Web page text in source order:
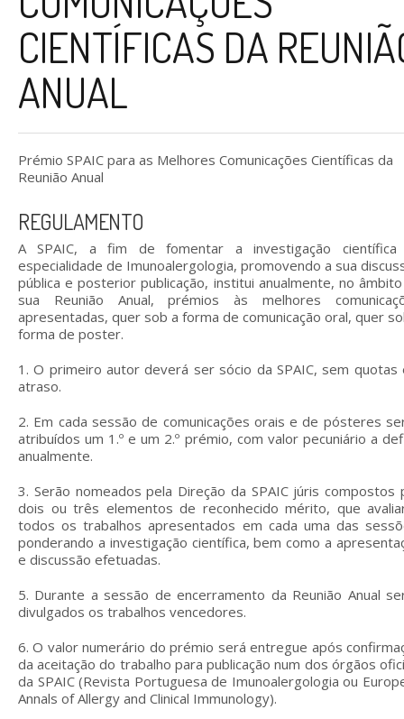
CIENTÍFICAS DA
ANUAL
Prémio SPAIC para as Melhores Comunicações Científicas da
Reunião Anual
REGULAMENTO
A SPAIC, a fim de fomentar a investigação científica
especialidade de Imunoalergologia, promovendo a sua
pública e posterior publicação, institui anualmente, no
sua Reunião Anual, prémios às melhores
apresentadas, quer sob a forma de comunicação oral, quer
forma de poster.
1. O primeiro autor deverá ser sócio da SPAIC, sem quotas
atraso.
2. Em cada sessão de comunicações orais e de pósteres
atribuídos um 1.º e um 2.º prémio, com valor pecuniário a
anualmente.
3. Serão nomeados pela Direção da SPAIC júris compostos
dois ou três elementos de reconhecido mérito, que
todos os trabalhos apresentados em cada uma das
ponderando a investigação científica, bem como a
e discussão efetuadas.
5. Durante a sessão de encerramento da Reunião Anual
divulgados os trabalhos vencedores.
6. O valor numerário do prémio será entregue após
da aceitação do trabalho para publicação num dos órgãos
da SPAIC (Revista Portuguesa de Imunoalergologia ou
Annals of Allergy and Clinical Immunology).